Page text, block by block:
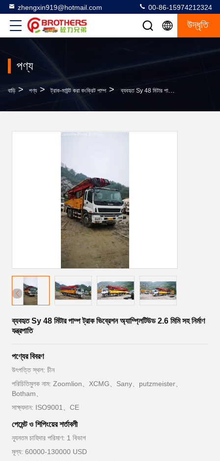
zhengxin919@hotmail.com 00-86-15974212324
উদ্ধৃতি
পণ্য
বাড়ি > পণ্য > ট্রাক-মাউন্ট করা কংক্রিট পাম্প > ব্যবহৃত Sy 48 মিটার পাম্প ট্রাক ভিব্রেশন অ্যাম্প্লিটিউড 2.6 মিমি সহ নির্মাণ যন্ত্রপাতি
ব্যবহৃত Sy 48 মিটার পাম্প ট্রাক ভিব্রেশন অ্যাম্প্লিটিউড 2.6 মিমি সহ নির্মাণ
যন্ত্রপাতি
পণ্যের বিবরণ
উৎপত্তি স্থল: চীন
পরিচিতিমুলক নাম: Zoomlion、XCMG、Sany、putzmeister、
Botham、
সাক্ষ্যদান: ISO9001、CE
পেমেন্ট ও শিপিংয়ের শর্তাবলী
ন্যূনতম চাহিদার পরিমাণ: 1 বিভাগ
মূল্য: 60000-130000 USD